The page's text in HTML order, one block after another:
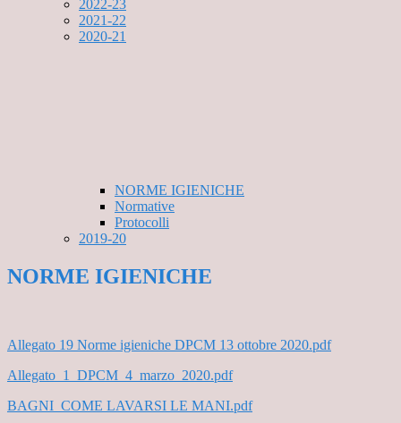
2022-23
2021-22
2020-21
NORME IGIENICHE
Normative
Protocolli
2019-20
NORME IGIENICHE
Allegato 19 Norme igieniche DPCM 13 ottobre 2020.pdf
Allegato_1_DPCM_4_marzo_2020.pdf
BAGNI_COME LAVARSI LE MANI.pdf